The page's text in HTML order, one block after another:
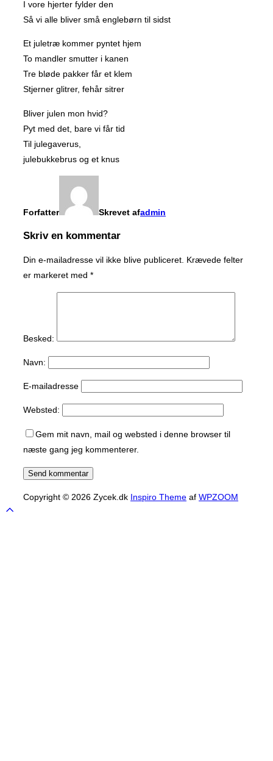
I vore hjerter fylder den
Så vi alle bliver små englebørn til sidst
Et juletræ kommer pyntet hjem
To mandler smutter i kanen
Tre bløde pakker får et klem
Stjerner glitrer, fehår sitrer
Bliver julen mon hvid?
Pyt med det, bare vi får tid
Til julegaverus,
julebukkebrus og et knus
Forfatter Skrevet afadmin
Skriv en kommentar
Din e-mailadresse vil ikke blive publiceret. Krævede felter
er markeret med *
Besked:
Navn:
E-mailadresse
Websted:
Gem mit navn, mail og websted i denne browser til
næste gang jeg kommenterer.
Copyright © 2026 Zycek.dk Inspiro Theme af WPZOOM